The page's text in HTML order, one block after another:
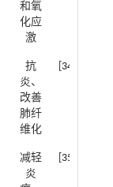
和氧
化应
激
抗
炎、
改善
肺纤
维化
34
减轻
炎
35